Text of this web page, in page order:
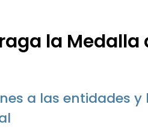
la Medalla
a las entidades y